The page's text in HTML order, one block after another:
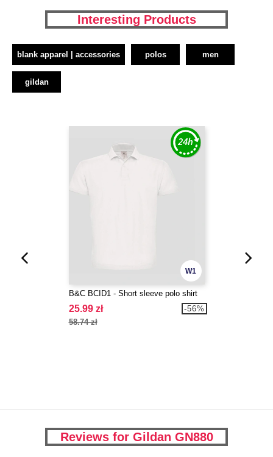
Interesting Products
blank apparel | accessories polos men
gildan
W1
B&C BCID1 - Short sleeve polo shirt
25.99 zł
58.74 zł
-56%
Reviews for Gildan GN880